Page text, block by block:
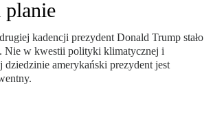
planie
kadencji prezydent Donald Trump stało
Nie w kwestii polityki klimatycznej i
dziedzinie amerykański prezydent jest